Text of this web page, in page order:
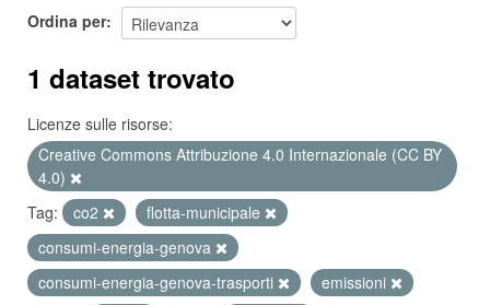
Ordina per
1 dataset trovato
Licenze sulle risorse:
Creative Commons Attribuzione 4.0 Internazionale (CC BY
4.0)
Tag:
co2
flotta-municipale
consumi-energia-genova
consumi-energia-genova-trasporti
emissioni